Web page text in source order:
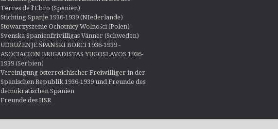
Terres de l'Ebro (Spanien)
Stichting Spanje 1936-1939 (NIederlande)
Stowarzyszenie Ochotnicy Wolności (Polen)
Svenska Spanienfrivilligas Vänner (Schweden)
UDRUŽENJE ŠPANSKI BORCI 1936-1939 -
ASOCIACION BRIGADISTAS YUGOSLAVOS 1936-
1939(Serbien)
Vereinigung österreichischer Freiwilliger in der
Spanischen Republik 1936-1939 und Freunde des
demokratischen Spanien
Freunde des IISR